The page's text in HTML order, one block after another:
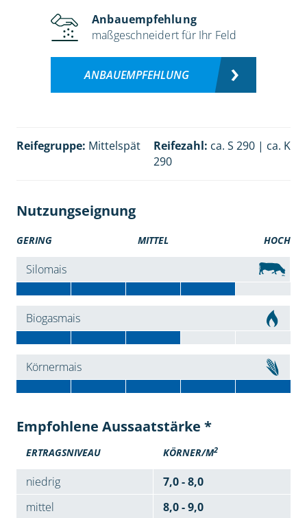
Anbauempfehlung
maßgeschneidert für Ihr Feld
ANBAUEMPFEHLUNG
Reifegruppe: Mittelspät Reifezahl: ca. S 290 | ca. K
290
Nutzungseignung
GERING MITTEL HOCH
Silomais
Biogasmais
Körnermais
Empfohlene Aussaatstärke *
ERTRAGSNIVEAU KÖRNER/M2
niedrig
7,0 - 8,0
mittel
8,0 - 9,0